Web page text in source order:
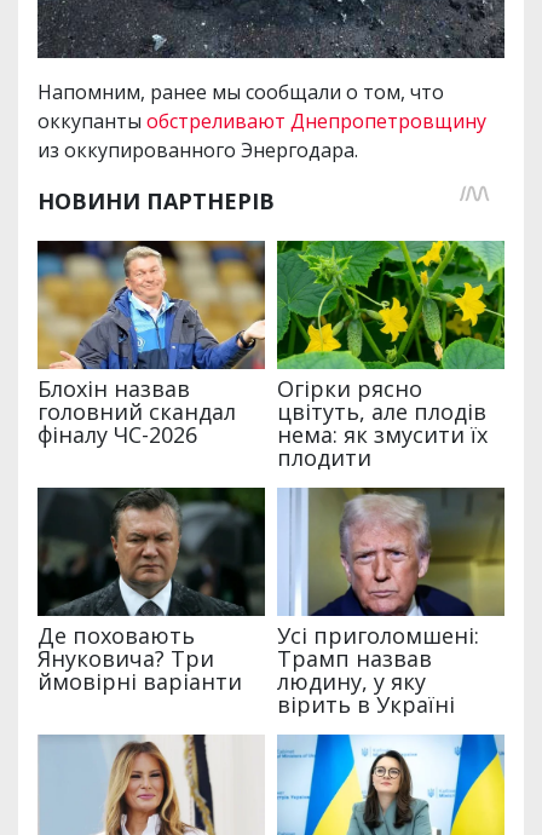
Напомним, ранее мы сообщали о том, что
оккупанты обстреливают Днепропетровщину
из оккупированного Энергодара.